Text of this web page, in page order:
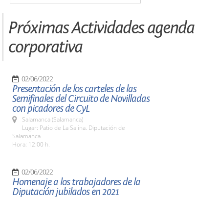
Próximas Actividades agenda
corporativa
02/06/2022
Presentación de los carteles de las
Semifinales del Circuito de Novilladas
con picadores de CyL
Salamanca (Salamanca)
Lugar: Patio de La Salina. Diputación de
Salamanca
Hora: 12:00 h.
02/06/2022
Homenaje a los trabajadores de la
Diputación jubilados en 2021